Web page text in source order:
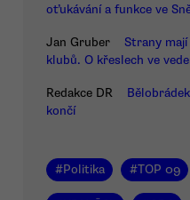
oťukávání a funkce ve
Jan Gruber
Strany
klubů. O křeslech ve
Redakce DR
končí
#Politika #TOP 09